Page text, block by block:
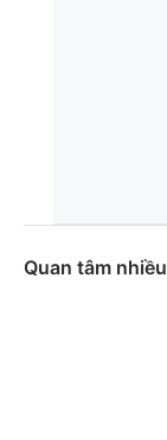
Quan tâm nhiều